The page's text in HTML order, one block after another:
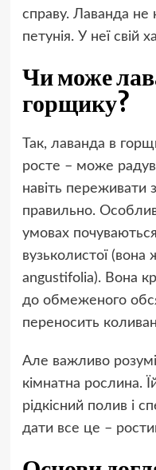
справу. Лаванда не
петунія. У неї свій
Чи може
горщику?
Так, лаванда в
росте – може
навіть
правильно.
умовах
вузьколистої (вона
angustifolia). Вона
до обмеженого
переносить
Але важливо
кімнатна рослина.
рідкісний полив і
дати все це –